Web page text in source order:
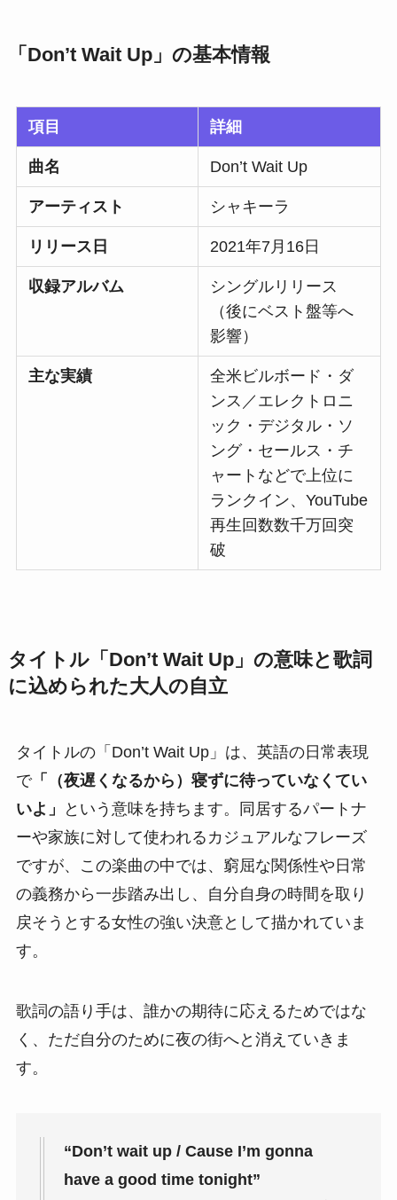
「Don’t Wait Up」の基本情報
項目 詳細
曲名 Don’t Wait Up
アーティスト シャキーラ
リリース日 2021年7月16日
収録アルバム
シングルリリース
（後にベスト盤等へ
影響）
主な実績
全米ビルボード・ダ
ンス／エレクトロニ
ック・デジタル・ソ
ング・セールス・チ
ャートなどで上位に
ランクイン、YouTube
再生回数数千万回突
破
タイトル「Don’t Wait Up」の意味と歌詞
に込められた大人の自立
タイトルの「Don’t Wait Up」は、英語の日常表現
で「（夜遅くなるから）寝ずに待っていなくてい
いよ」
という意味を持ちます。同居するパートナ
ーや家族に対して使われるカジュアルなフレーズ
ですが、この楽曲の中では、窮屈な関係性や日常
の義務から一歩踏み出し、自分自身の時間を取り
戻そうとする女性の強い決意として描かれていま
す。
歌詞の語り手は、誰かの期待に応えるためではな
く、ただ自分のために夜の街へと消えていきま
す。
“Don’t wait up / Cause I’m gonna
have a good time tonight”